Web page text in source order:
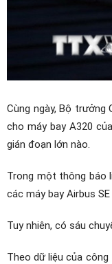
Cùng ngày, Bộ
cho máy bay A320
gián đoạn lớn nào.
Trong một thông báo
các máy bay Airbus
Tuy nhiên, có sáu
Theo dữ liệu của